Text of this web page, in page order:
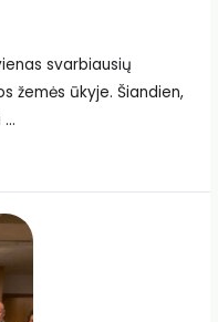
svarbiausių
žemės ūkyje. Šiandien,
…